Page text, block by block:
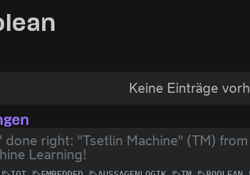
Keine Einträge
done right: "Tsetlin Machine" (TM)
Learning!